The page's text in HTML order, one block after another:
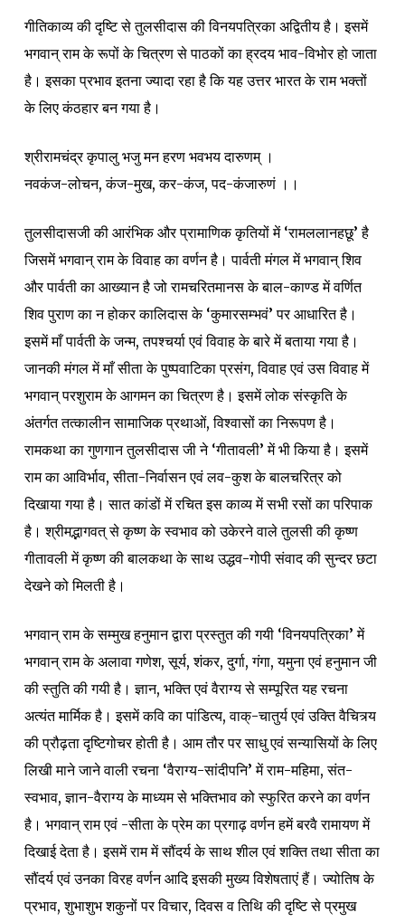
गीतिकाव्य की दृष्टि से तुलसीदास की विनयपत्रिका अद्वितीय है। इसमें
भगवान् राम के रूपों के चित्रण से पाठकों का ह्रदय भाव-विभोर हो जाता
है। इसका प्रभाव इतना ज्यादा रहा है कि यह उत्तर भारत के राम भक्तों
के लिए कंठहार बन गया है।
श्रीरामचंद्र कृपालु भजु मन हरण भवभय दारुणम् ।
नवकंज-लोचन, कंज-मुख, कर-कंज, पद-कंजारुणं ।।
तुलसीदासजी की आरंभिक और प्रामाणिक कृतियों में ‘रामललानहछू’ है
जिसमें भगवान् राम के विवाह का वर्णन है। पार्वती मंगल में भगवान् शिव
और पार्वती का आख्यान है जो रामचरितमानस के बाल-काण्ड में वर्णित
शिव पुराण का न होकर कालिदास के ‘कुमारसम्भवं’ पर आधारित है।
इसमें माँ पार्वती के जन्म, तपश्चर्या एवं विवाह के बारे में बताया गया है।
जानकी मंगल में माँ सीता के पुष्पवाटिका प्रसंग, विवाह एवं उस विवाह में
भगवान् परशुराम के आगमन का चित्रण है। इसमें लोक संस्कृति के
अंतर्गत तत्कालीन सामाजिक प्रथाओं, विश्वासों का निरूपण है।
रामकथा का गुणगान तुलसीदास जी ने ‘गीतावली’ में भी किया है। इसमें
राम का आविर्भाव, सीता-निर्वासन एवं लव-कुश के बालचरित्र को
दिखाया गया है। सात कांडों में रचित इस काव्य में सभी रसों का परिपाक
है। श्रीमद्भागवत् से कृष्ण के स्वभाव को उकेरने वाले तुलसी की कृष्ण
गीतावली में कृष्ण की बालकथा के साथ उद्धव-गोपी संवाद की सुन्दर छटा
देखने को मिलती है।
भगवान् राम के सम्मुख हनुमान द्वारा प्रस्तुत की गयी ‘विनयपत्रिका’ में
भगवान् राम के अलावा गणेश, सूर्य, शंकर, दुर्गा, गंगा, यमुना एवं हनुमान जी
की स्तुति की गयी है। ज्ञान, भक्ति एवं वैराग्य से सम्पूरित यह रचना
अत्यंत मार्मिक है। इसमें कवि का पांडित्य, वाक्-चातुर्य एवं उक्ति वैचित्र्य
की प्रौढ़ता दृष्टिगोचर होती है। आम तौर पर साधु एवं सन्यासियों के लिए
लिखी माने जाने वाली रचना ‘वैराग्य-सांदीपनि’ में राम-महिमा, संत-
स्वभाव, ज्ञान-वैराग्य के माध्यम से भक्तिभाव को स्फुरित करने का वर्णन
है। भगवान् राम एवं -सीता के प्रेम का प्रगाढ़ वर्णन हमें बरवै रामायण में
दिखाई देता है। इसमें राम में सौंदर्य के साथ शील एवं शक्ति तथा सीता का
सौंदर्य एवं उनका विरह वर्णन आदि इसकी मुख्य विशेषताएं हैं। ज्योतिष के
प्रभाव, शुभाशुभ शकुनों पर विचार, दिवस व तिथि की दृष्टि से प्रमुख